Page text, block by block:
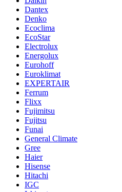
Dantex
Denko
Ecoclima
EcoStar
Electrolux
Energolux
Eurohoff
Euroklimat
EXPERTAIR
Ferrum
Flixx
Fujimitsu
Fujitsu
Funai
General Climate
Gree
Haier
Hisense
Hitachi
IGC